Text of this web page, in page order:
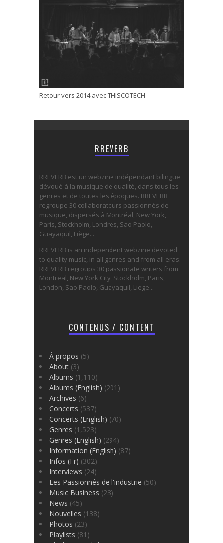
Retour vers 2014 avec THISCOTECH
RREVERB
RREVERB est un webzine indépendant bilingue
dévoué à la musique de qualité, dans tous les
genres et de toutes les époques. RREVERB
regroupe 30 collaborateurs passionnés de
musique, dispersés à Montréal, New York,
Paris, Stockholm, Londres, Sao Paolo,
Guayaquil, Liège...
RREVERB is an independent webzine devoted
to quality music, in all genres and from all eras.
RREVERB regroups 30 passionate writers from
Montreal, New York City, Stockholm, Paris,
London, Sao Paolo, Guayaquil, Liege...
CONTENUS / CONTENT
À propos (5)
About (3)
Albums (1,110)
Albums (English) (201)
Archives (6)
Concerts (537)
Concerts (English) (70)
Genres (1,523)
Genres (English) (294)
Information (English) (87)
Infos (Fr) (302)
Interviews (24)
Les Passionnés de l'industrie (50)
Music Business (23)
News (45)
Nouvelles (138)
Photos (23)
Playlists (81)